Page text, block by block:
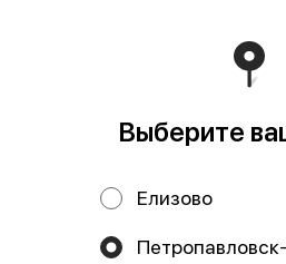
Политика
Публичная
Выберите
Елизово